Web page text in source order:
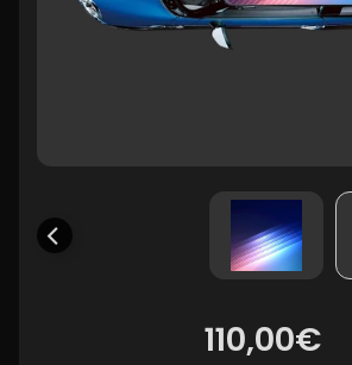
110,00€